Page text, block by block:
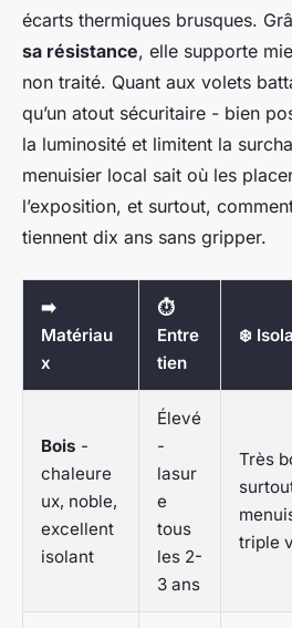
écarts thermiques brusques.
sa résistance, elle supporte
non traité. Quant aux volets
qu’un atout sécuritaire - bien
la luminosité et limitent la
menuisier local sait où les
l’exposition, et surtout,
tiennent dix ans sans gripper.
➡️
Matériau
x
⏱️
Entre
tien
❄️
Bois -
chaleure
ux, noble,
excellent
isolant
Élevé
-
lasur
e
tous
les 2-
3 ans
Très
triple